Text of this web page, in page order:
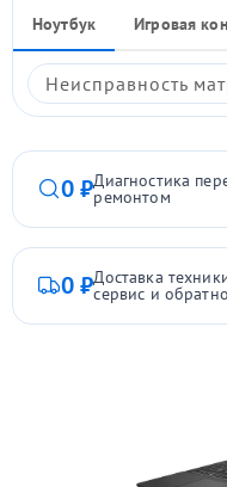
Ноутбук Игровая
Неисправность
0 ₽Диагностика
ремонтом
0 ₽Доставка
сервис и обратно